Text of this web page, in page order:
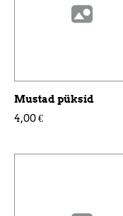
Mustad püksid
4,00 €